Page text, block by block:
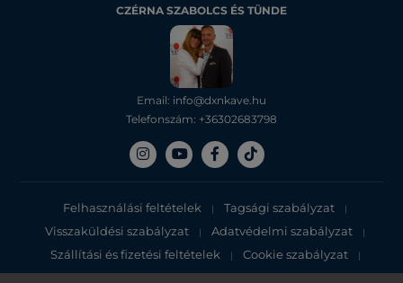
CZÉRNA SZABOLCS ÉS TÜNDE
Email: info@dxnkave.hu
Telefonszám: +36302683798
Felhasználási feltételek | Tagsági szabályzat |
Visszaküldési szabályzat | Adatvédelmi szabályzat |
Szállítási és fizetési feltételek | Cookie szabályzat |
Adatvédelmi tájékoztató